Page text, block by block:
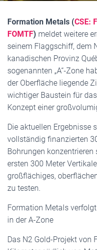
Formation Metals (CSE:
FOMTF) meldet weitere
seinem Flaggschiff, dem
kanadischen Provinz
sogenannten „A“-Zone
der Oberfläche liegende
wichtiger Baustein für
Konzept einer
Die aktuellen Ergebnisse
vollständig finanzierten
Bohrungen
ersten 300 Meter
großflächiges,
zu testen.
Formation Metals
in der A-Zone
Das N2 Gold-Projekt von